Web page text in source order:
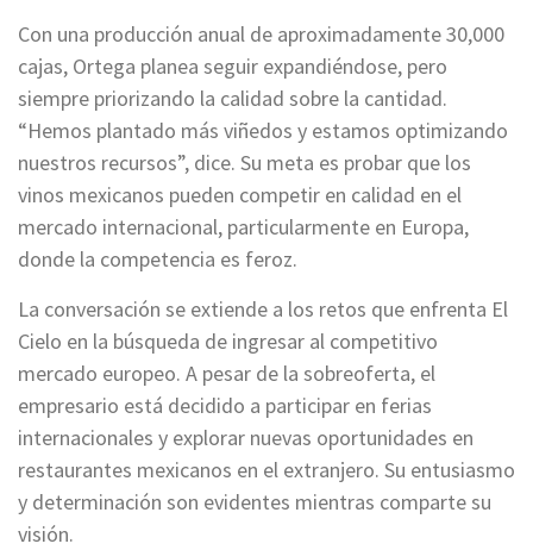
Con una producción anual de aproximadamente 30,000
cajas, Ortega planea seguir expandiéndose, pero
siempre priorizando la calidad sobre la cantidad.
“Hemos plantado más viñedos y estamos optimizando
nuestros recursos”, dice. Su meta es probar que los
vinos mexicanos pueden competir en calidad en el
mercado internacional, particularmente en Europa,
donde la competencia es feroz.
La conversación se extiende a los retos que enfrenta El
Cielo en la búsqueda de ingresar al competitivo
mercado europeo. A pesar de la sobreoferta, el
empresario está decidido a participar en ferias
internacionales y explorar nuevas oportunidades en
restaurantes mexicanos en el extranjero. Su entusiasmo
y determinación son evidentes mientras comparte su
visión.